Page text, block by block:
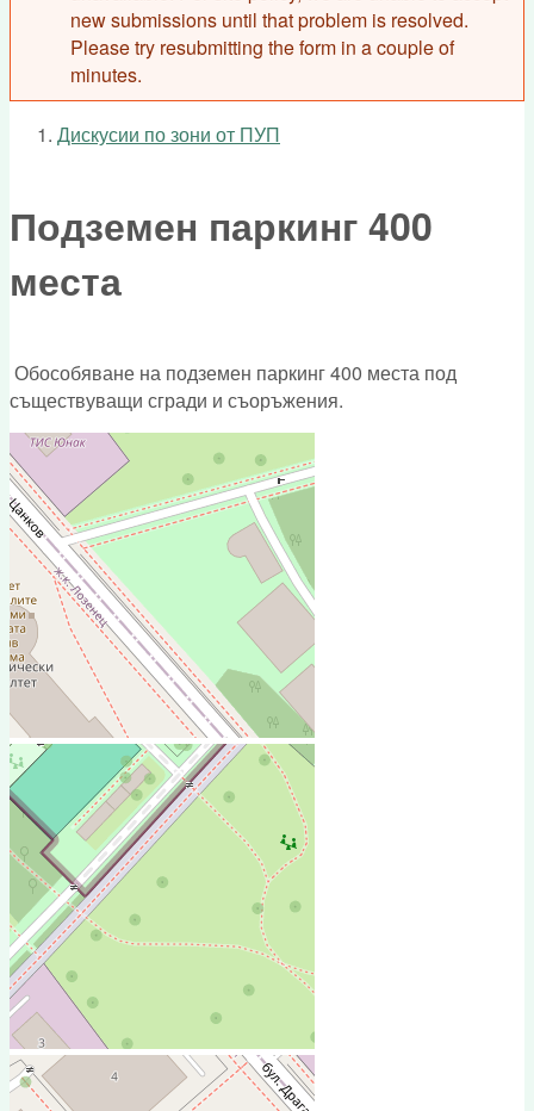
new submissions until that problem is resolved.
Please try resubmitting the form in a couple of
minutes.
Дискусии по зони от ПУП
Подземен паркинг 400
места
Обособяване на подземен паркинг 400 места под
съществуващи сгради и съоръжения.